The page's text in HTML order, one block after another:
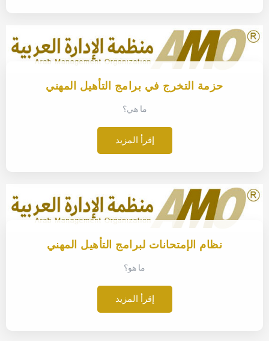
حزمة التخرج في برامج التأهيل المهني
ما هي؟
إقرأ المزيد
نظام الإمتحانات لبرامج التأهيل المهني
ما هو؟
إقرأ المزيد